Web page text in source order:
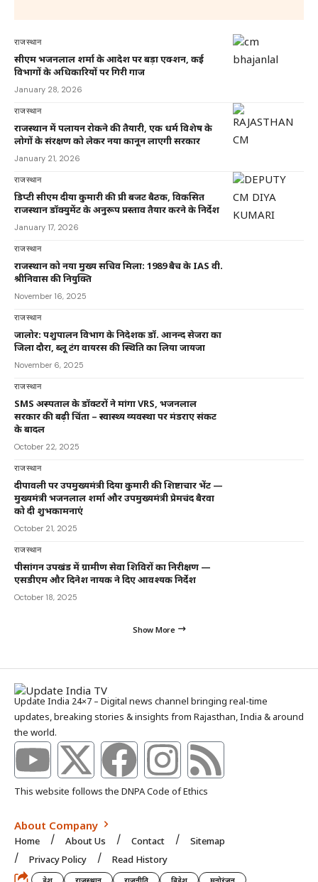
राजस्थान
सीएम भजनलाल शर्मा के आदेश पर बड़ा एक्शन, कई
विभागों के अधिकारियों पर गिरी गाज
January 28, 2026
राजस्थान
राजस्थान में पलायन रोकने की तैयारी, एक धर्म विशेष के
लोगों के संरक्षण को लेकर नया कानून लाएगी सरकार
January 21, 2026
राजस्थान
डिप्टी सीएम दीया कुमारी की प्री बजट बैठक, विकसित
राजस्थान डॉक्युमेंट के अनुरूप प्रस्ताव तैयार करने के निर्देश
January 17, 2026
राजस्थान
राजस्थान को नया मुख्य सचिव मिला: 1989 बैच के IAS वी.
श्रीनिवास की नियुक्ति
November 16, 2025
राजस्थान
जालोर: पशुपालन विभाग के निदेशक डॉ. आनन्द सेजरा का
जिला दौरा, ब्लू टंग वायरस की स्थिति का लिया जायजा
November 6, 2025
राजस्थान
SMS अस्पताल के डॉक्टरों ने मांगा VRS, भजनलाल
सरकार की बढ़ी चिंता – स्वास्थ्य व्यवस्था पर मंडराए संकट
के बादल
October 22, 2025
राजस्थान
दीपावली पर उपमुख्यमंत्री दिया कुमारी की शिष्टाचार भेंट —
मुख्यमंत्री भजनलाल शर्मा और उपमुख्यमंत्री प्रेमचंद बैरवा
को दी शुभकामनाएं
October 21, 2025
राजस्थान
पीसांगन उपखंड में ग्रामीण सेवा शिविरों का निरीक्षण —
एसडीएम और दिनेश नायक ने दिए आवश्यक निर्देश
October 18, 2025
Show More
Update India 24×7 – Digital news channel bringing real-time
updates, breaking stories & insights from Rajasthan, India & around
the world.
This website follows the DNPA Code of Ethics
About Company
Home About Us Contact
Sitemap
Privacy Policy
Read History
देश राजस्थान राजनीति विदेश मनोरंजन